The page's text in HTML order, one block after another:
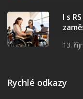
I s
13.
Rychlé odkazy